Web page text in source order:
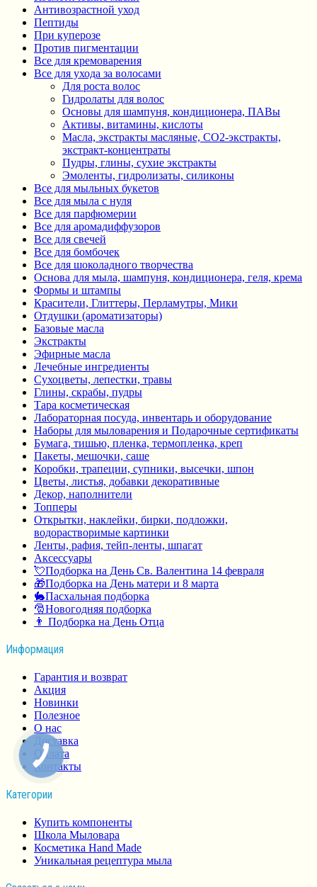
Антивозрастной уход
Пептиды
При куперозе
Против пигментации
Все для кремоварения
Все для ухода за волосами
Для роста волос
Гидролаты для волос
Основы для шампуня, кондиционера, ПАВы
Активы, витамины, кислоты
Масла, экстракты масляные, СО2-экстракты,
экстракт-концентраты
Пудры, глины, сухие экстракты
Эмоленты, гидролизаты, силиконы
Все для мыльных букетов
Все для мыла с нуля
Все для парфюмерии
Все для аромадиффузоров
Все для свечей
Все для бомбочек
Все для шоколадного творчества
Основа для мыла, шампуня, кондиционера, геля, крема
Формы и штампы
Красители, Глиттеры, Перламутры, Мики
Отдушки (ароматизаторы)
Базовые масла
Экстракты
Эфирные масла
Лечебные ингредиенты
Сухоцветы, лепестки, травы
Глины, скрабы, пудры
Тара косметическая
Лабораторная посуда, инвентарь и оборудование
Наборы для мыловарения и Подарочные сертификаты
Бумага, тишью, пленка, термопленка, креп
Пакеты, мешочки, саше
Коробки, трапеции, супники, высечки, шпон
Цветы, листья, добавки декоративные
Декор, наполнители
Топперы
Открытки, наклейки, бирки, подложки,
водорастворимые картинки
Ленты, рафия, тейп-ленты, шпагат
Аксессуары
💘Подборка на День Св. Валентина 14 февраля
🎁Подборка на День матери и 8 марта
🐇Пасхальная подборка
🎅Новогодняя подборка
👨 Подборка на День Отца
Информация
Гарантия и возврат
Акция
Новинки
Полезное
О нас
Доставка
Оплата
Контакты
Категории
Купить компоненты
Школа Мыловара
Косметика Hand Made
Уникальная рецептура мыла